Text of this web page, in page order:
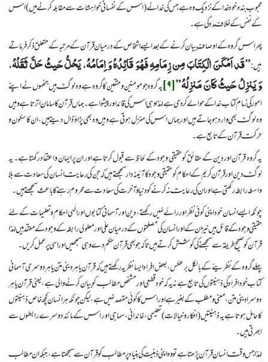
محبوب بندہ خود خدا کے نزدیک وہ ہے جس کی خدا نے (اس کے نفسانی خواہشات سے مقابلہ کرنے میں) اس
کے نفس کے خلاف مدد کی ہے۔
پھر اس گروہ کے اوصاف بیان کرنے کے بعد ایسے اشخاص کے درمیان قرآن کے مرتبہ کے متعلق ذکر فرماتے
ہیں:”قَد اَمْکَنَ الْکِتَابَ مِن زِمَامِهِ فَهُوَ قَائِدُهُ وَ اِمَامُهُ، یَحُلُّ حَیثُ حَلَّ ثَقَلُهُ،
وَ یَنزِلُ حَیثُ کَانَ مَنزِلُهُ”[۹]
یہ گروہ جو مومنین و متقین کا گروہ ہے وہ لوگ ہیں جنھوں نے اپنے
امور کی زمام کتاب خدا کے حوالے کر دی ہے لہٰذا وہی اس کی قائد اور پیشوا ہے۔ جہاں قرآن کا سامان اترتا ہے وہیں
وہ لوگ بھی وارد ہوجاتے ہیں اور جہاں اس کی منزل ہوتی ہے وہیں وہ بھی پڑاؤ ڈال دیتے ہیں، ان کا سکون و
حرکت قرآن کے تابع ہے۔
یہ گروہ قرآن اور دین کے حقائق کو حقیقی وجود کے لحاظ سے قبول کرتا ہے اور ان پر ایمان و اعتقاد رکھتا ہے۔ یہ
لوگ دین اور قرآن کریم کے احکام کو حقیقی وجود کا آئینہ دار سمجھتے ہیں کہ جن کی رعایت انسان کی سعادت سے بلا
واسطہ رابطہ رکھتی ہے اور ان کی رعایت نہ کرنے کو دنیا و آخرت کی سعادت سے محروم رہنے کا باعث سمجھتے ہیں۔
چونکہ ایسے انسان خود اپنی کوئی نظر اور رائے نہیں رکھتے، دین اور آسمانی کتابوں اور الٰہی احکام و تعلیمات کے لئے
حقیقی وجود کے قائل ہیں نیز ان کے اور انسان کی مصلحتوں کے درمیان علّی اور معلولی رابطہ کے وجود کے معتقد ہیں لہٰذا
قرآن کو صحیح طریقہ سے سمجھنے کی کوشش کرتے ہیں تاکہ جو بھی قرآن حکم دے وہی سمجھیں اور اسی پر عمل کریں۔
پہلے گروہ کے نظریئے کے بالکل برعکس، بعض افراد ایسا نظریہ رکھتے ہیں کہ قرآن یا ہر دینی متن یا ہر دوسری آسمانی
کتاب خود افراد کی ذہنیتوں کی تابع ہے نہ یہ کہ خود قطعی اور مشخص مطالب کو بیان کرنے والی ہے، یعنی قرآن یا ہر
دوسرا دینی متن، معنی و مطلب کے بغیر ہے اور اس کا کوئی مقصد نہیں ہے، لیکن چونکہ ہر انسان کچھ خاص ذہنیتوں
کا حامل ہوتا ہے یہ ذہنیتیں (افکار و خیالات) تعلیمی، خاندانی، سماجی اور اس کے مانند دوسرے رابطوں سے
ابھرتی ہیں۔
لہٰذا جس وقت انسان قرآن پڑھتا ہے تو وہ اپنی ذہنیت کی بنیاد پر مطالب کو قرآن سے سمجھتا ہے، جبکہ ان مطالب